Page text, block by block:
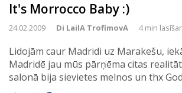
It's Morrocco Baby :)
24.02.2009 Di LailA TrofimovA 4 min
Lidojām caur Madridi uz Marakešu,
Madridē jau mūs pārņēma citas
salonā bija sievietes melnos un thx